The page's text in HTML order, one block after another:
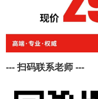
--- 扫码联系老师 ---